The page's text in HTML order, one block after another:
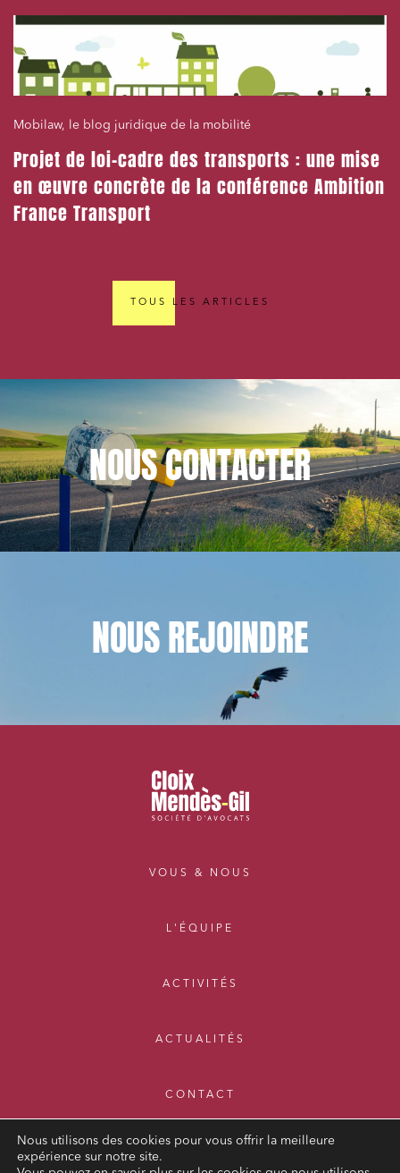
Mobilaw, le blog juridique de la mobilité
Projet de loi-cadre des transports : une mise
en œuvre concrète de la conférence Ambition
France Transport
TOUS LES ARTICLES
NOUSCONTACTER
NOUSREJOINDRE
VOUS & NOUS
L'ÉQUIPE
ACTIVITÉS
ACTUALITÉS
CONTACT
Nous utilisons des cookies pour vous offrir la meilleure
expérience sur notre site.